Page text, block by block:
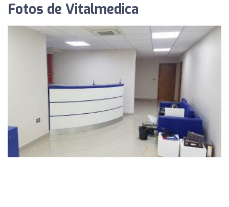
Fotos de Vitalmedica